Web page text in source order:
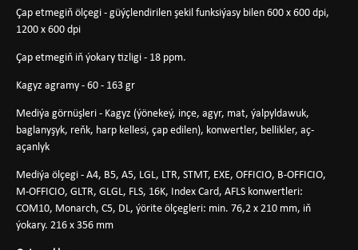
Çap etmegiň ölçegi - güýçlendirilen şekil funksiýasy bilen 600 x 600 dpi,
1200 x 600 dpi
Çap etmegiň iň ýokary tizligi - 18 ppm.
Kagyz agramy - 60 - 163 gr
Mediýa görnüşleri - Kagyz (ýönekeý, inçe, agyr, mat, ýalpyldawuk,
baglanyşyk, reňk, harp kellesi, çap edilen), konwertler, bellikler, aç-
açanlyk
Mediýa ölçegi - A4, B5, A5, LGL, LTR, STMT, EXE, OFFICIO, B-OFFICIO,
M-OFFICIO, GLTR, GLGL, FLS, 16K, Index Card, AFLS konwertleri:
COM10, Monarch, C5, DL, ýörite ölçegleri: min. 76,2 x 210 mm, iň
ýokary. 216 x 356 mm